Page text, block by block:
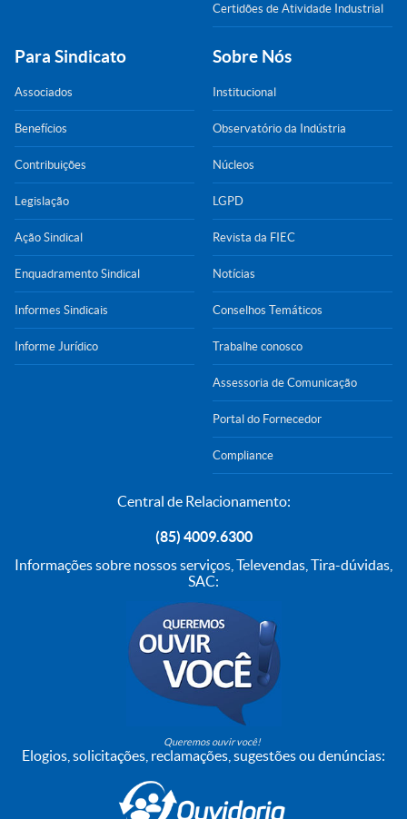
Certidões de Atividade Industrial
Para Sindicato
Associados
Benefícios
Contribuições
Legislação
Ação Sindical
Enquadramento Sindical
Informes Sindicais
Informe Jurídico
Sobre Nós
Institucional
Observatório da Indústria
Núcleos
LGPD
Revista da FIEC
Notícias
Conselhos Temáticos
Trabalhe conosco
Assessoria de Comunicação
Portal do Fornecedor
Compliance
Central de Relacionamento:
(85) 4009.6300
Informações sobre nossos serviços, Televendas, Tira-dúvidas,
SAC:
Queremos ouvir você!
Elogios, solicitações, reclamações, sugestões ou denúncias: